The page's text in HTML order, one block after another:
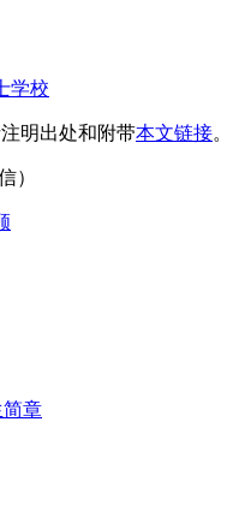
学校
明出处和附带本文链接。
）
章